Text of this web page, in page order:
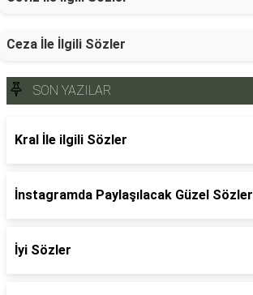
Ceza İle İlgili Sözler
SON YAZILAR
Kral İle ilgili Sözler
İnstagramda Paylaşılacak Güzel Sözler
İyi Sözler